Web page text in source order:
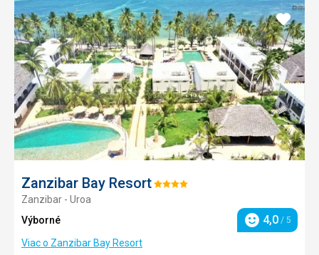
Zanzibar Bay ResortHodnotenie:
Zanzibar - Uroa
Výborné
Hodnotenie
4,0 / 5
Viac o Zanzibar Bay Resort
Pridať
do